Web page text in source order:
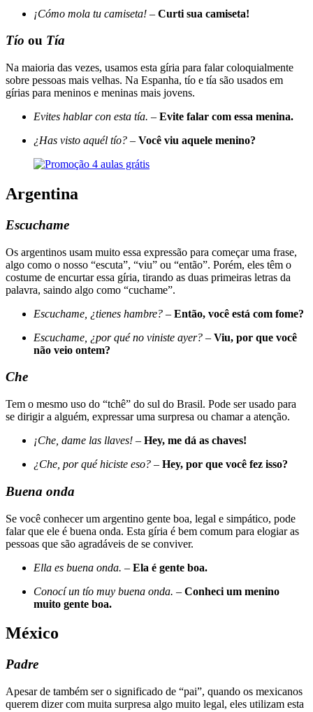
¡Cómo mola tu camiseta! – Curti sua camiseta!
Tío ou Tía
Na maioria das vezes, usamos esta gíria para falar coloquialmente
sobre pessoas mais velhas. Na Espanha, tío e tía são usados em
gírias para meninos e meninas mais jovens.
Evites hablar con esta tía. – Evite falar com essa menina.
¿Has visto aquél tío? – Você viu aquele menino?
Argentina
Escuchame
Os argentinos usam muito essa expressão para começar uma frase,
algo como o nosso “escuta”, “viu” ou “então”. Porém, eles têm o
costume de encurtar essa gíria, tirando as duas primeiras letras da
palavra, saindo algo como “cuchame”.
Escuchame, ¿tienes hambre? – Então, você está com fome?
Escuchame, ¿por qué no viniste ayer? – Viu, por que você
não veio ontem?
Che
Tem o mesmo uso do “tchê” do sul do Brasil. Pode ser usado para
se dirigir a alguém, expressar uma surpresa ou chamar a atenção.
¡Che, dame las llaves! – Hey, me dá as chaves!
¿Che, por qué hiciste eso? – Hey, por que você fez isso?
Buena onda
Se você conhecer um argentino gente boa, legal e simpático, pode
falar que ele é buena onda. Esta gíria é bem comum para elogiar as
pessoas que são agradáveis de se conviver.
Ella es buena onda. – Ela é gente boa.
Conocí un tío muy buena onda. – Conheci um menino
muito gente boa.
México
Padre
Apesar de também ser o significado de “pai”, quando os mexicanos
querem dizer com muita surpresa algo muito legal, eles utilizam esta